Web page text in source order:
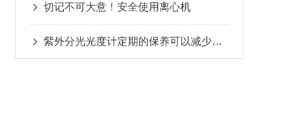
切记不可大意！安全使用离心机
紫外分光光度计定期的保养可以减少不必要的损失